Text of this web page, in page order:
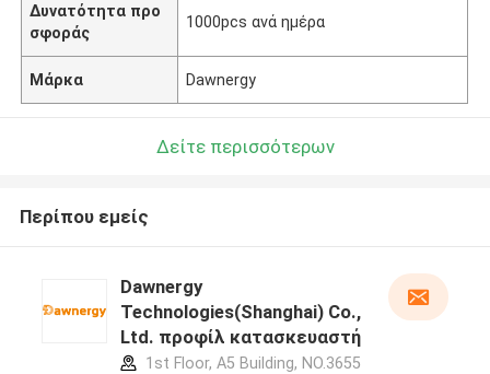
Δυνατότητα προ
σφοράς
1000pcs ανά ημέρα
Μάρκα Dawnergy
Δείτε περισσότερων
Περίπου εμείς
Dawnergy
Technologies(Shanghai) Co.,
Ltd. προφίλ κατασκευαστή
1st Floor, A5 Building, NO.3655